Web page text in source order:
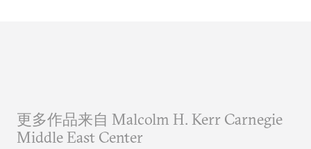
更多作品来自 Malcolm H. Kerr Carnegie
Middle East Center